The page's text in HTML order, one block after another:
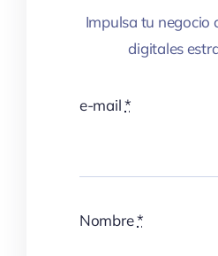
Impulsa tu negocio
digitales
e-mail*
Nombre*